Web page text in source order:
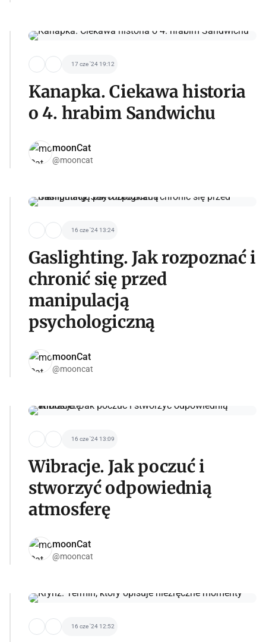
17 cze '24 19:12
Kanapka. Ciekawa historia
o 4. hrabim Sandwichu
moonCat
@mooncat
16 cze '24 13:24
Gaslighting. Jak rozpoznać i
chronić się przed
manipulacją
psychologiczną
moonCat
@mooncat
16 cze '24 13:09
Wibracje. Jak poczuć i
stworzyć odpowiednią
atmosferę
moonCat
@mooncat
16 cze '24 12:52